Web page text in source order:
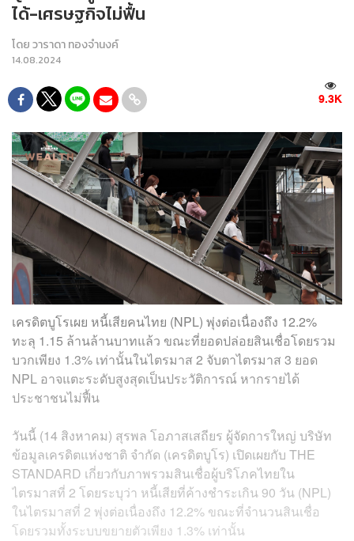
ได้-เศรษฐกิจไม่ฟื้น
โดยวาราดา ทองจำนงค์
14.08.2024
9.3K
เครดิตบูโรเผย หนี้เสียคนไทย (NPL) พุ่งต่อเนื่องถึง 12.2%
ทะลุ 1.15 ล้านล้านบาทแล้ว ขณะที่ยอดปล่อยสินเชื่อโดยรวม
บวกเพียง 1.3% เท่านั้นในไตรมาส 2 จับตาไตรมาส 3 ยอด
NPL อาจแตะระดับสูงสุดเป็นประวัติการณ์ หากรายได้
ประชาชนไม่ฟื้น
วันนี้ (14 สิงหาคม) สุรพล โอภาสเสถียร ผู้จัดการใหญ่ บริษัท
ข้อมูลเครดิตแห่งชาติ จำกัด (เครดิตบูโร) เปิดเผยกับ THE
STANDARD เกี่ยวกับภาพรวมสินเชื่อผู้บริโภคไทยใน
ไตรมาสที่ 2 โดยระบุว่า หนี้เสียที่ค้างชำระเกิน 90 วัน (NPL)
ในไตรมาสที่ 2 พุ่งต่อเนื่องถึง 12.2% ขณะที่จำนวนสินเชื่อ
โดยรวมทั้งระบบขยายตัวเพียง 1.3% เท่านั้น